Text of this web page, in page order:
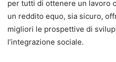
per tutti di ottenere un lavoro
un reddito equo, sia sicuro,
migliori le prospettive di
l’integrazione sociale.